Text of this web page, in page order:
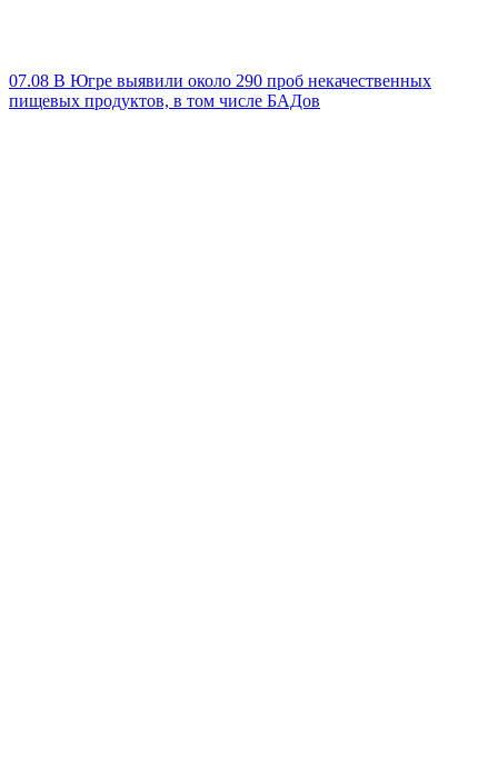
07.08 В Югре выявили около 290 проб некачественных
пищевых продуктов, в том числе БАДов